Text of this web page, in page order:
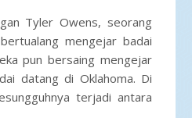
Tyler Owens, seorang
mengejar badai
pun bersaing mengejar
datang di Oklahoma. Di
terjadi antara